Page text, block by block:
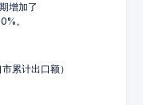
增加了
。
累计出口额）